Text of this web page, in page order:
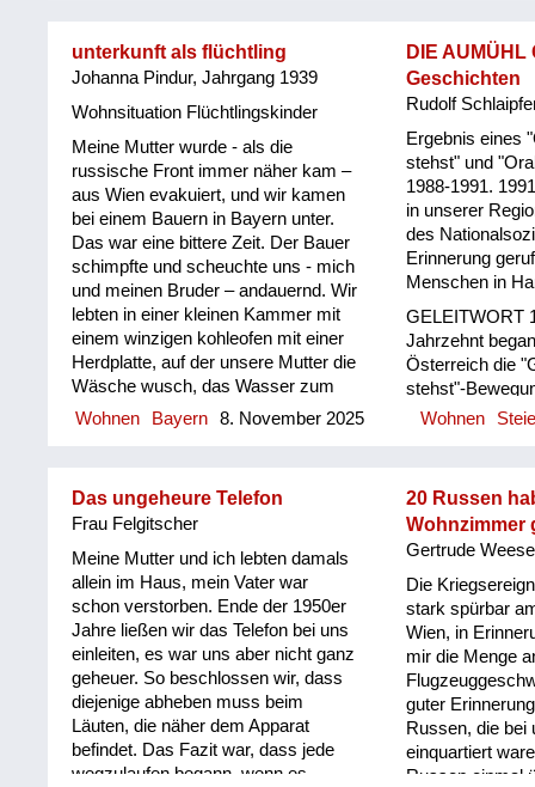
Weide rannte
letztes Mal
immer gehen
Barbara Müller
13.09.1946
Eltern, einige
und ich) in aller
Lastwagen
Karlsbad-
gebracht. Das
Der Hund an
verrückt.
kg pro Person,
sog. „humane
Leute vor uns
unter widrigen
sanitären
unterkunft als flüchtling
Johanna Pindur, Jahrgang 1939
Wohnsituation Flüchtlingskinder
Meine Mutter wurde - als die
russische Front immer näher kam –
aus Wien evakuiert, und wir kamen
bei einem Bauern in Bayern unter.
Das war eine bittere Zeit. Der Bauer
schimpfte und scheuchte uns - mich
und meinen Bruder – andauernd. Wir
lebten in einer kleinen Kammer mit
einem winzigen kohleofen mit einer
Herdplatte, auf der unsere Mutter die
Wäsche wusch, das Wasser zum
waschen wärmte und kochte –
sofern sie etwas zum kochen hatte.
Haferflocken und Kartoffeln erinnern,
die meine Mutter mit Kräutern
zubereitete. Das Holz für diesen
Ofen mußte meine Mutter
'organisieren'. Und wenn sie
deswegen unterwegs war, saß ich
mit meinem kleinen Bruder im
diesem Zimmer …. kampfbereit,
falls uns einer was antun wollte... In
diesem Dorf half uns nur eine Frau
manchmal mit Lebensmittel aus...
Das ganze Leben, wenn ich an
Wohnen Bayern 8. November 2025
DIE
Geschichten
Rudolf
Ergebnis eines
stehst" und
1988-1991.
in unserer
des
Erinnerung
Menschen in
GELEITWORT
Jahrzehnt
Österreich die
stehst"-
Lindquist in
Hubert Christian
Sammelband, in
österreichische
ausländische
wurden. Wie
Du stehst"-
werden
Resultate sein
Rudolf
Aumühl. Er
Wohnen
Das ungeheure Telefon
Frau Felgitscher
Meine Mutter und ich lebten damals
allein im Haus, mein Vater war
schon verstorben. Ende der 1950er
Jahre ließen wir das Telefon bei uns
einleiten, es war uns aber nicht ganz
geheuer. So beschlossen wir, dass
diejenige abheben muss beim
Läuten, die näher dem Apparat
befindet. Das Fazit war, dass jede
wegzulaufen begann, wenn es
20 Russen
Wohnzimmer
Gertrude Weese
Die
stark spürbar
Wien, in
mir die Menge
guter
Russen, die bei
einquartiert
Russen einmal